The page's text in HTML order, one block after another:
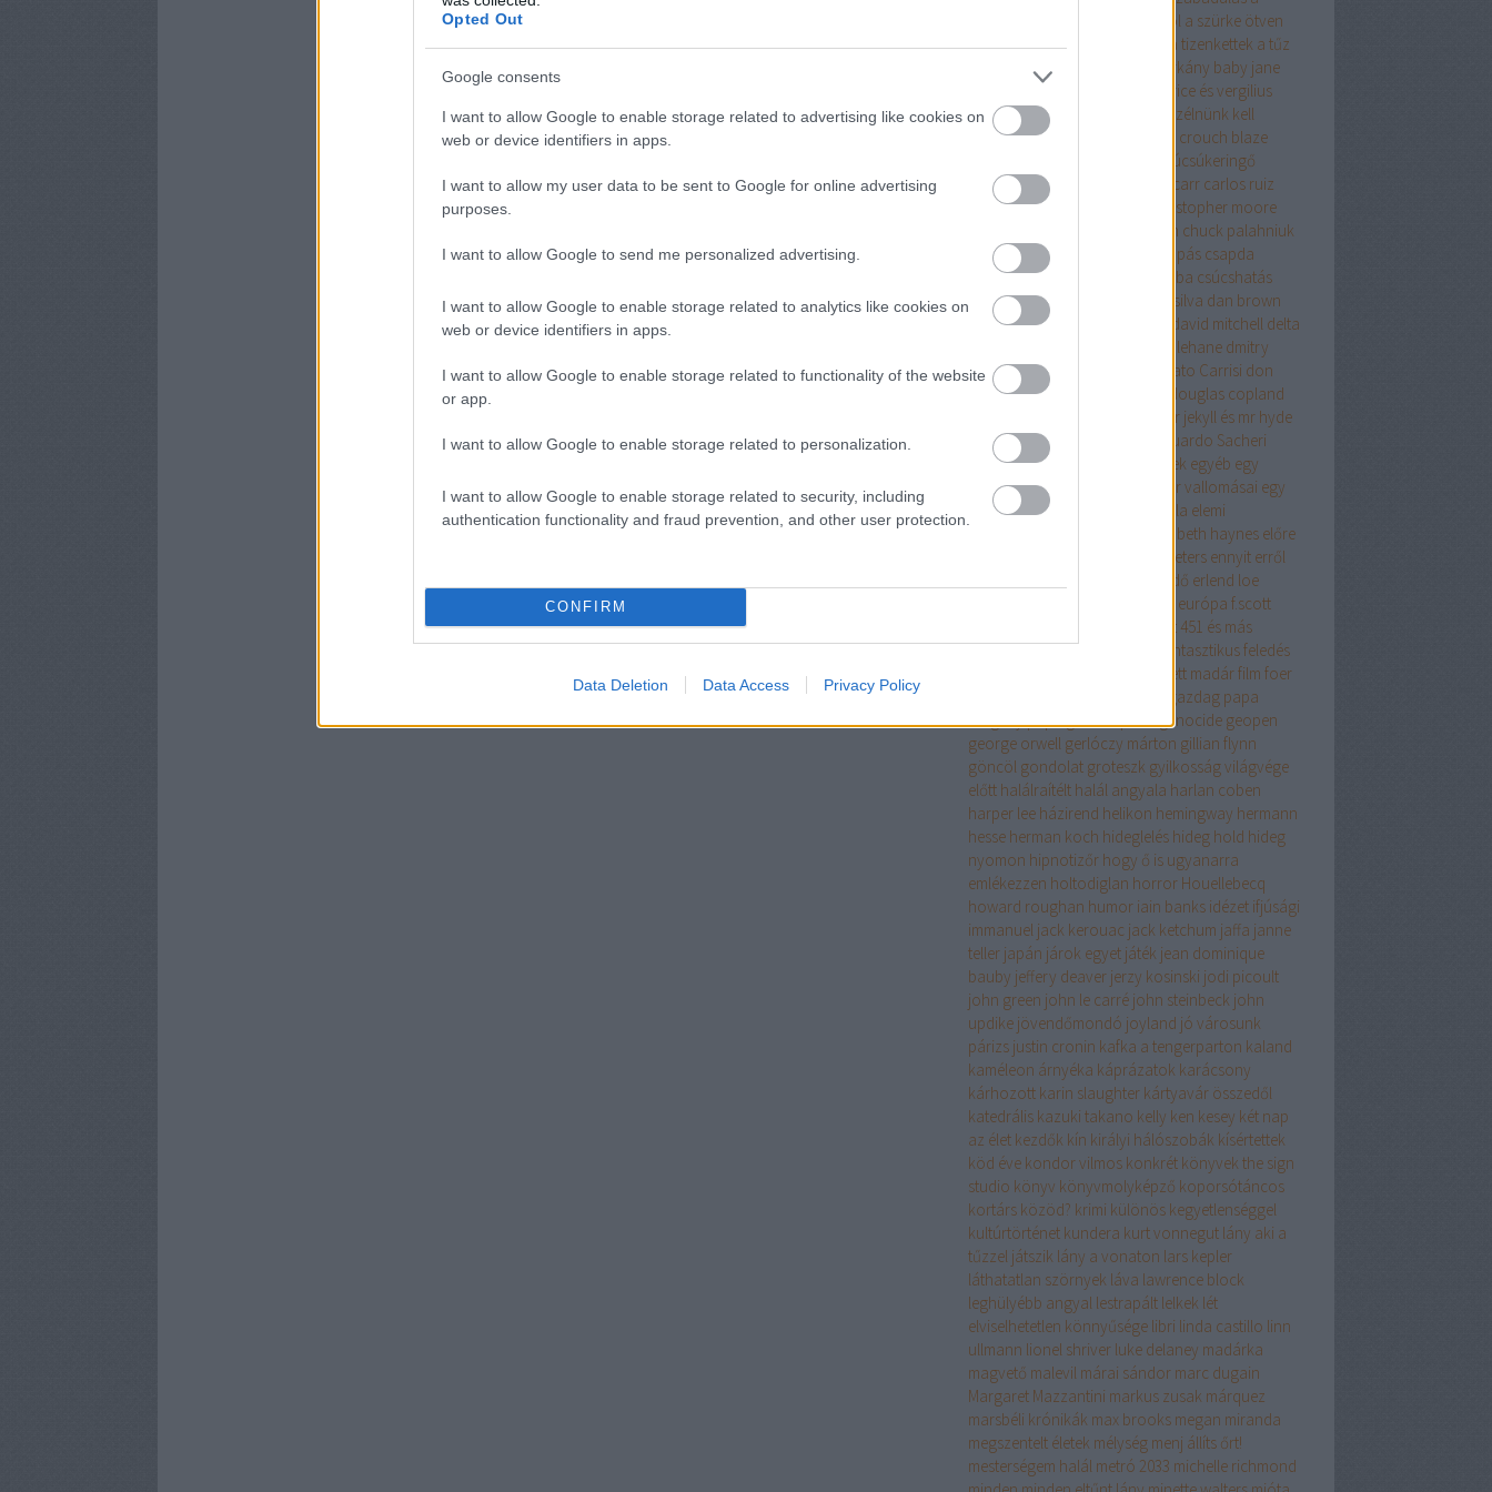
Opted Out
Google consents
I want to allow Google to enable storage related to advertising like cookies on
web or device identifiers in apps.
I want to allow my user data to be sent to Google for online advertising
purposes.
I want to allow Google to send me personalized advertising.
I want to allow Google to enable storage related to analytics like cookies on
web or device identifiers in apps.
I want to allow Google to enable storage related to functionality of the website
or app.
I want to allow Google to enable storage related to personalization.
I want to allow Google to enable storage related to security, including
authentication functionality and fraud prevention, and other user protection.
CONFIRM
Data Deletion Data Access Privacy Policy
szerelemről és más démonokról a szürke ötven
árnyalataa tanya a tizenkettek a tűz
a vacsora a velencei sárkány baby jane
barbár állatok
beatrice és vergilius
benkő lászló
beszélnünk kell
kevinrőlbiff evangéliuma blake crouch blaze
búcsúkeringő
budapest
budapest noir caleb carr carlos ruiz
zafóncartaphilus
christopher moore
chuck hogan chuck palahniuk
cigányút
Címkék csak egy harapás csapda
csikóéveink
csillagainkban a hiba csúcshatás
cyberpunkdaniel keyes daniel silva dan brown
darázsgyár
david mitchell delta
dennis lehane dmitry
glukhovskydonald james Donato Carrisi don
winslowdoppler
douglas copland
dr jekyll és mr hyde
különös esete
Eduardo Sacheri
Edward Albee
egerek és emberek egyéb egy
gyerekegy pohárral egy polgár vallomásai egy
sziget lehetősége
éhezők viadala elemi
elizabeth haynes előre
elvis peeters ennyit erről
erdő erlend loe
európa f.scott
fahrenheit 451 és más
történetekfanatikus fantasztikusfeledés
festett madárfilm foer
gazdag papa
szegény papageneral pressgenocide geopen
george orwell gerlóczy márton gillian flynn
göncöl gondolat groteszk gyilkosság világvége
előtt halálraítélt halál angyala harlan coben
harper lee házirend helikon hemingway hermann
hesse herman koch hideglelés hideg hold hideg
nyomon hipnotizőr hogy ő is ugyanarra
emlékezzen holtodiglan horror Houellebecq
howard roughan humor iain banks idézet ifjúsági
immanuel jack kerouac jack ketchum jaffa janne
teller japán járok egyet játék jean dominique
bauby jeffery deaver jerzy kosinski jodi picoult
john green john le carré john steinbeck john
updike jövendőmondó joyland jó városunk
párizs justin cronin kafka a tengerparton kaland
kaméleon árnyéka káprázatok karácsony
kárhozott karin slaughter kártyavár összedől
katedrális kazuki takano kelly ken kesey két nap
az élet kezdők kín királyi hálószobák kísértettek
köd éve kondor vilmos konkrét könyvek the sign
studio könyv könyvmolyképző koporsótáncos
kortárs közöd? krimi különös kegyetlenséggel
kultúrtörténet kundera kurt vonnegut lány aki a
tűzzel játszik lány a vonaton lars kepler
láthatatlan szörnyek láva lawrence block
leghülyébb angyal lestrapált lelkek lét
elviselhetetlen könnyűsége libri linda castillo linn
ullmann lionel shriver luke delaney madárka
magvető malevil márai sándor marc dugain
Margaret Mazzantini markus zusak márquez
marsbéli krónikák max brooks megan miranda
megszentelt életek mélység menj állíts őrt!
mesterségem halál metró 2033 michelle richmond